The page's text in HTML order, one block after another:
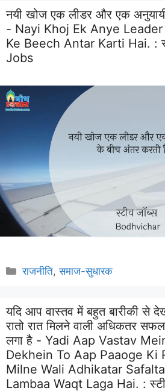
नयी खोज एक लीडर और एक
- Nayi Khoj Ek Anye
Ke Beech Antar Karti Hai. :
Jobs
Categories
राजनीति,समाज-सुधारक
यदि आप वास्तव में बहुत बारीकी से
रातो रात मिलने वाली अधिकतर
लगा है - Yadi Aap Vastav
Dekhein To Aap Paaoge Ki
Milne Wali Adhikatar
Lambaa Waqt Laga Hai. :